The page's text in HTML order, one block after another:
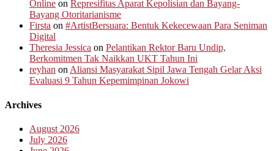
Online on Represifitas Aparat Kepolisian dan Bayang-
Bayang Otoritarianisme
Firsta on #ArtistBersuara: Bentuk Kekecewaan Para Seniman
Digital
Theresia Jessica on Pelantikan Rektor Baru Undip,
Berkomitmen Tak Naikkan UKT Tahun Ini
reyhan onAliansi Masyarakat Sipil Jawa Tengah Gelar Aksi
Evaluasi 9 Tahun Kepemimpinan Jokowi
Archives
August 2026
July 2026